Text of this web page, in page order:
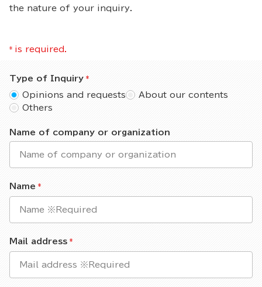
the nature of your inquiry.
* is required.
Type of Inquiry
Opinions and requests
About our contents
Others
Name of company or organization
Name
Mail address